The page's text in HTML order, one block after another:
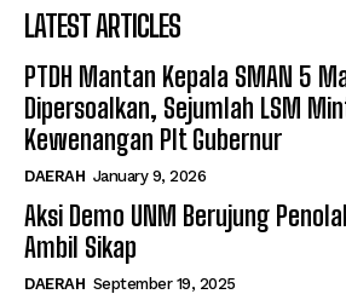
LATEST ARTICLES
PTDH Mantan Kepala SMAN 5
Dipersoalkan, Sejumlah LSM
Kewenangan Plt Gubernur
DAERAH January 9, 2026
Aksi Demo UNM Berujung
Ambil Sikap
DAERAH September 19, 2025